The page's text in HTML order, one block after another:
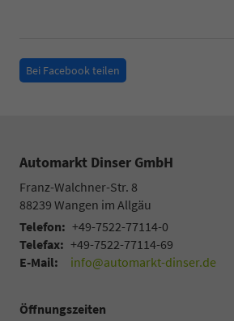
Bei Facebook teilen
Automarkt Dinser GmbH
Franz-Walchner-Str. 8
88239 Wangen im Allgäu
Telefon: +49-7522-77114-0
Telefax: +49-7522-77114-69
E-Mail:
info@automarkt-dinser.de
Öffnungszeiten